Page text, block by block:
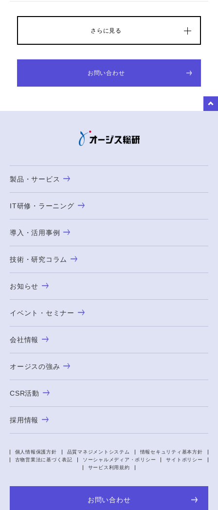
さらに見る
お問い合わせ
製品・サービス
IT研修・ラーニング
導入・活用事例
技術・研究コラム
お知らせ
イベント・セミナー
会社情報
オージスの強み
CSR活動
採用情報
個人情報保護方針 品質マネジメントシステム
情報セキュリティ基本方針
古物営業法に基づく表記
ソーシャルメディア・ポリシー
サイトポリシー
サービス利用規約
お問い合わせ